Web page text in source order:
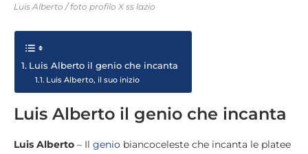
Luis Alberto / foto profilo X ss lazio
Luis Alberto il genio che incanta
Luis Alberto, il suo inizio
Luis Alberto il genio che incanta
Luis Alberto – Il genio biancoceleste che incanta le platee